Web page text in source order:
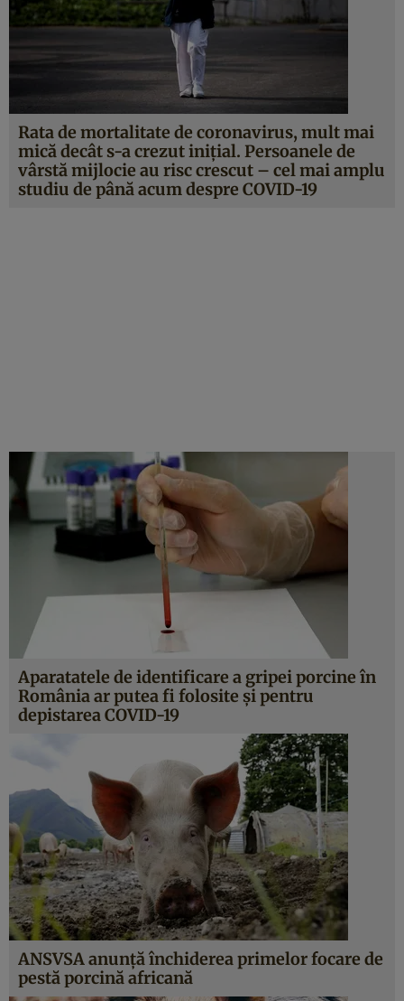
Rata de mortalitate de coronavirus, mult mai
mică decât s-a crezut iniţial. Persoanele de
vârstă mijlocie au risc crescut – cel mai amplu
studiu de până acum despre COVID-19
Aparatatele de identificare a gripei porcine în
România ar putea fi folosite şi pentru
depistarea COVID-19
ANSVSA anunţă închiderea primelor focare de
pestă porcină africană